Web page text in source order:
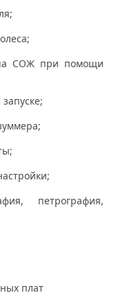
СОЖ при помощи
петрография,
плат